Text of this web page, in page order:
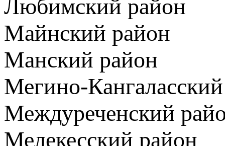
Любимский район
Майнский район
Манский район
Мегино-
Междуреченский
Мелекесский район